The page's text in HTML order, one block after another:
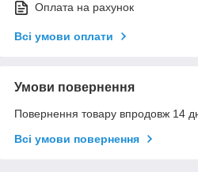
Оплата на рахунок
Всі умови оплати
Умови повернення
Повернення товару впродовж 14
Всі умови повернення